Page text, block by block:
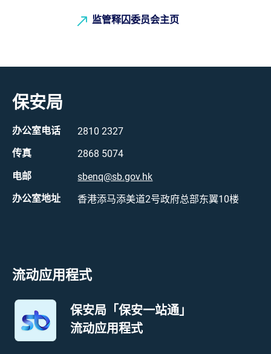
监管释囚委员会主页
保安局
办公室电话 2810 2327
传真 2868 5074
电邮 sbenq@sb.gov.hk
办公室地址 香港添马添美道2号政府总部东翼10楼
流动应用程式
保安局「保安一站通」
流动应用程式